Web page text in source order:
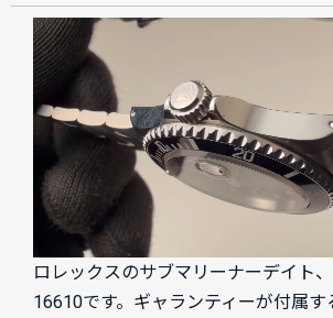
ロレックスのサブマリーナーデイト
16610です。ギャランティーが付属す